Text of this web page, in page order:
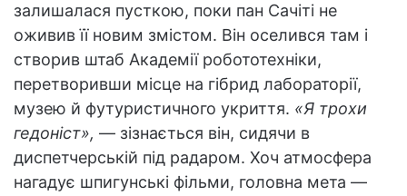
залишалася пусткою, поки пан Сачіті не
оживив її новим змістом. Він оселився там і
створив штаб Академії робототехніки,
перетворивши місце на гібрид лабораторії,
музею й футуристичного укриття. «Я трохи
гедоніст», — зізнається він, сидячи в
диспетчерській під радаром. Хоч атмосфера
нагадує шпигунські фільми, головна мета —